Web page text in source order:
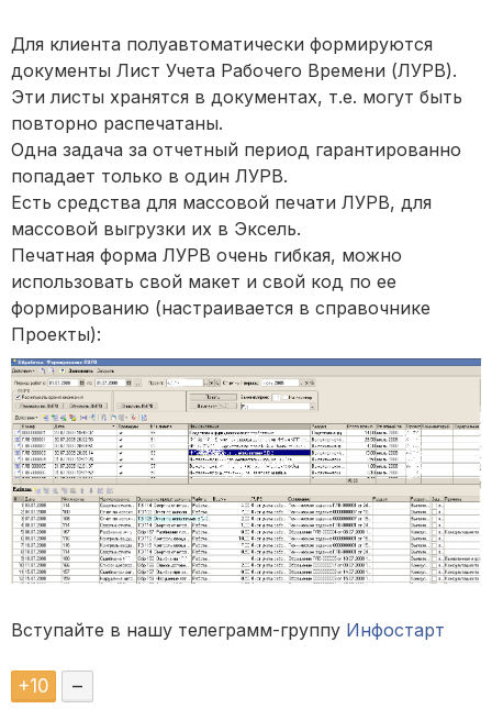
Для клиента полуавтоматически формируются
документы Лист Учета Рабочего Времени (ЛУРВ).
Эти листы хранятся в документах, т.е. могут быть
повторно распечатаны.
Одна задача за отчетный период гарантированно
попадает только в один ЛУРВ.
Есть средства для массовой печати ЛУРВ, для
массовой выгрузки их в Эксель.
Печатная форма ЛУРВ очень гибкая, можно
использовать свой макет и свой код по ее
формированию (настраивается в справочнике
Проекты):
Вступайте в нашу телеграмм-группу Инфостарт
+10 –